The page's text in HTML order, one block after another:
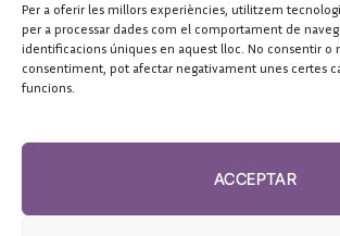
Per a oferir les millors experiències, utilitzem
per a processar dades com el comportament de
identificacions úniques en aquest lloc. No consentir o
consentiment, pot afectar negativament unes certes
funcions.
ACCEPTAR
FUNDACIÓ